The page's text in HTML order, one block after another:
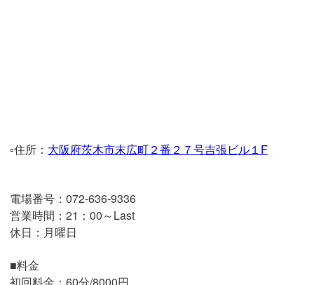
▫️住所： 大阪府茨木市末広町２番２７号吉張ビル１F
電場番号：072-636-9336
営業時間： 21：00～Last
休日：月曜日
■料金
初回料金：60分/8000円